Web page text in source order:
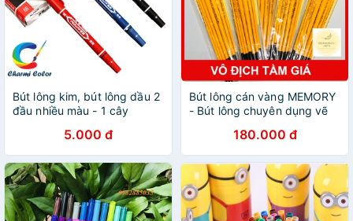
Bút lông kim, bút lông dầu 2
đầu nhiều màu - 1 cây
5.000 đ
Bút lông cán vàng MEMORY
- Bút lông chuyên dụng vẽ
180.000 đ